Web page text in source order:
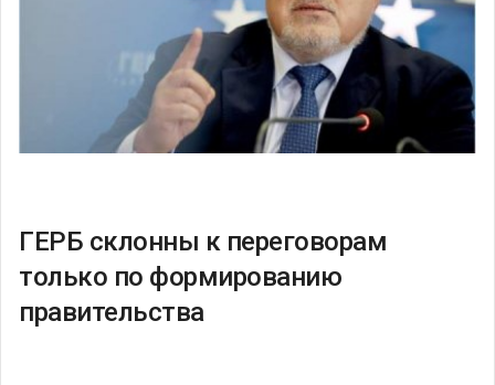
ГЕРБ склонны к переговорам
только по формированию
правительства